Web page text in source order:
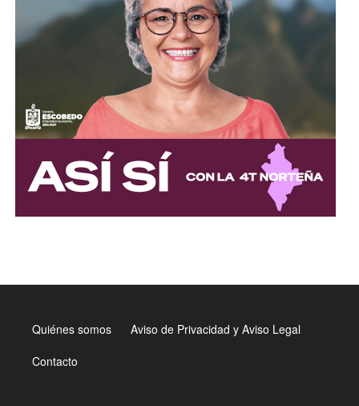
Menú
al
Quiénes somos
Aviso de Privacidad y Aviso Legal
Contacto